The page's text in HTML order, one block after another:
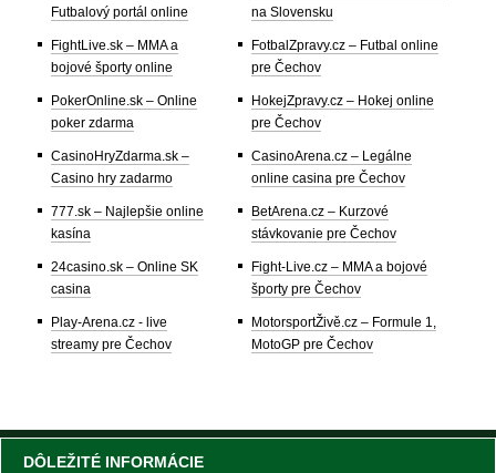
Futbalový portál online
FightLive.sk – MMA a
bojové športy online
PokerOnline.sk – Online
poker zdarma
CasinoHryZdarma.sk –
Casino hry zadarmo
777.sk – Najlepšie online
kasína
24casino.sk – Online SK
casina
Play-Arena.cz - live
streamy pre Čechov
na Slovensku
FotbalZpravy.cz – Futbal online
pre Čechov
HokejZpravy.cz – Hokej online
pre Čechov
CasinoArena.cz – Legálne
online casina pre Čechov
BetArena.cz – Kurzové
stávkovanie pre Čechov
Fight-Live.cz – MMA a bojové
športy pre Čechov
MotorsportŽivě.cz – Formule 1,
MotoGP pre Čechov
DÔLEŽITÉ INFORMÁCIE